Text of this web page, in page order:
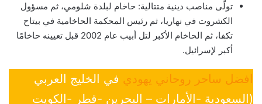
تولّى مناصب دينية متتالية: حاخام لبلدة شلومي، ثم مسؤول
الكشروت في نهاريا، ثم رئيس المحكمة الحاخامية في بيتاح
تكفا، ثم الحاخام الأكبر لتل أبيب عام 2002 قبل تعيينه حاخامًا
أكبر لإسرائيل.
افضل ساحر روحاني يهودي في الخليج العربي
(السعودية -الأمارات – البحرين -قطر -الكويت